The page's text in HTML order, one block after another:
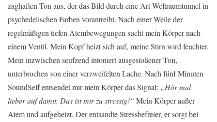
zaghaften Ton aus, der das Bild durch eine Art Weltraumtunnel in
psychedelischen Farben vorantreibt. Nach einer Weile der
regelmäßigen tiefen Atembewegungen sucht mein Körper nach
einem Ventil. Mein Kopf heizt sich auf, meine Stirn wird feuchter.
Mein inzwischen seufzend intoniert ausgestoßener Ton,
unterbrochen von einer verzweifelten Lache. Nach fünf Minuten
SoundSelf entsendet mir mein Körper das Signal: „Hör mal
lieber auf damit. Das ist mir zu stressig!“ Mein Körper außer
Atem und aufgeheizt. Der entsandte Stressbefreier, er sorgt bei